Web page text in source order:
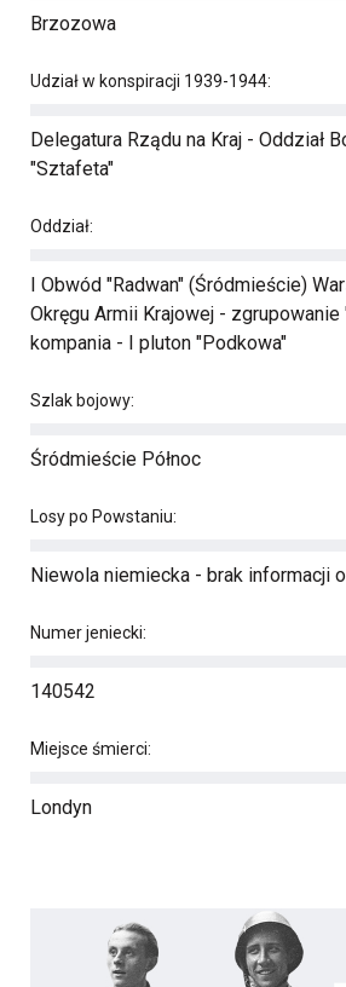
Brzozowa
Udział w konspiracji 1939-1944:
Delegatura Rządu na Kraj - Oddział
"Sztafeta"
Oddział:
I Obwód "Radwan" (Śródmieście)
Okręgu Armii Krajowej -
kompania - I pluton "Podkowa"
Szlak bojowy:
Śródmieście Północ
Losy po Powstaniu:
Niewola niemiecka - brak informacji
Numer jeniecki:
140542
Miejsce śmierci:
Londyn